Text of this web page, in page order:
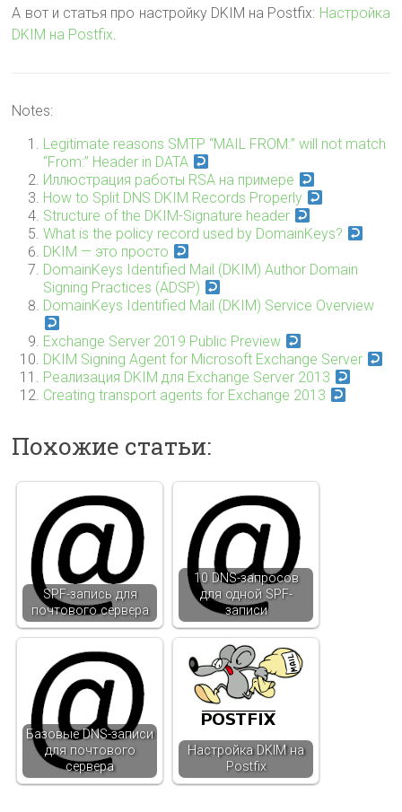
А вот и статья про настройку DKIM на Postfix: Настройка
DKIM на Postfix.
Notes:
Legitimate reasons SMTP “MAIL FROM:” will not match
“From:” Header in DATA
Иллюстрация работы RSA на примере
How to Split DNS DKIM Records Properly
Structure of the DKIM-Signature header
What is the policy record used by DomainKeys?
DKIM — это просто
DomainKeys Identified Mail (DKIM) Author Domain
Signing Practices (ADSP)
DomainKeys Identified Mail (DKIM) Service Overview
Exchange Server 2019 Public Preview
DKIM Signing Agent for Microsoft Exchange Server
Реализация DKIM для Exchange Server 2013
Creating transport agents for Exchange 2013
Похожие статьи:
SPF-запись для
почтового сервера
10 DNS-запросов
для одной SPF-
записи
Базовые DNS-записи
для почтового
сервера
Настройка DKIM на
Postfix